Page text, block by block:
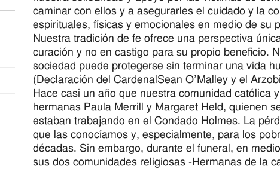
caminar con ellos y a asegurarles el cuidado y la
espirituales, físicas y emocionales en medio de su
Nuestra tradición de fe ofrece una perspectiva
curación y no en castigo para su propio beneficio.
sociedad puede protegerse sin terminar una vida
(Declaración del CardenalSean O’Malley y el
Hace casi un año que nuestra comunidad católica
hermanas Paula Merrill y Margaret Held, quienen
estaban trabajando en el Condado Holmes. La
que las conocíamos y, especialmente, para los
décadas. Sin embargo, durante el funeral, en
sus dos comunidades religiosas -Hermanas de la